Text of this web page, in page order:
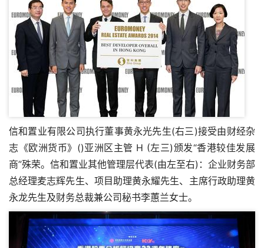
信和置业有限公司执行董事黄永光先生(右三)接受由财经杂
志《欧洲货币》()亚洲区主管 H (左三)颁发“香港较佳发展
商”殊荣。信和置业其他管理层代表(由左至右)：企业财务部
总经理麦志辉先生、项目助理黄永耀先生、主席行政助理黄
永龙先生及财务总裁兼公司秘书李蕙兰女士。